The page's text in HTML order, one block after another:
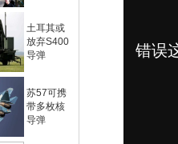
土耳其或
放弃S400
导弹
苏57可携
带多枚核
导弹